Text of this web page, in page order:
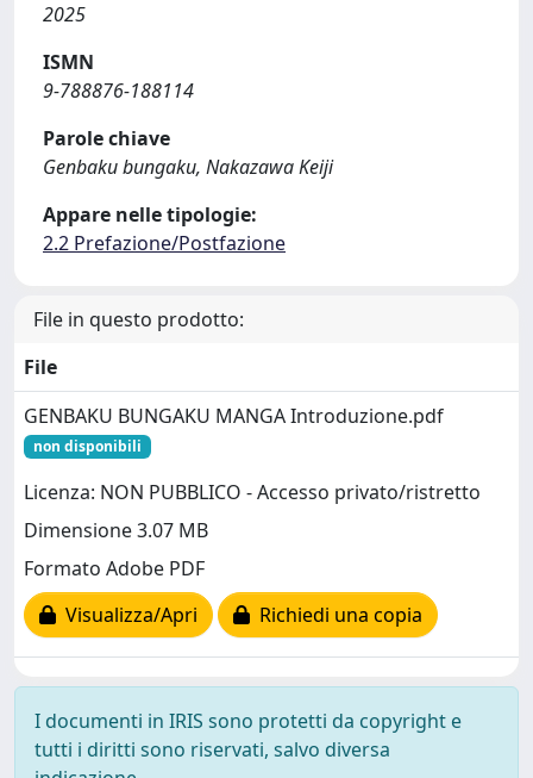
2025
ISMN
9-788876-188114
Parole chiave
Genbaku bungaku, Nakazawa Keiji
Appare nelle tipologie:
2.2 Prefazione/Postfazione
File in questo prodotto:
File
GENBAKU BUNGAKU MANGA Introduzione.pdf
non disponibili
Licenza: NON PUBBLICO - Accesso privato/ristretto
Dimensione 3.07 MB
Formato Adobe PDF
Visualizza/Apri
Richiedi una copia
I documenti in IRIS sono protetti da copyright e
tutti i diritti sono riservati, salvo diversa